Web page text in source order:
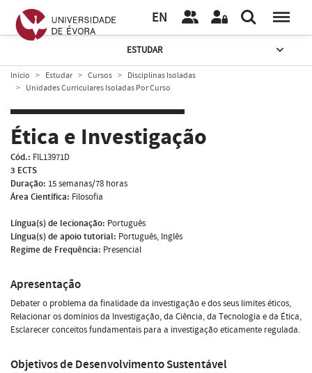
EN
ESTUDAR
Início Estudar Cursos
Disciplinas Isoladas
Unidades Curriculares Isoladas Por Curso
Ética e Investigação
Cód.: FIL13971D
3 ECTS
Duração: 15 semanas/78 horas
Área Científica: Filosofia
Língua(s) de lecionação: Português
Língua(s) de apoio tutorial: Português, Inglês
Regime de Frequência: Presencial
Apresentação
Debater o problema da finalidade da investigação e dos seus limites éticos,
Relacionar os domínios da Investigação, da Ciência, da Tecnologia e da Ética,
Esclarecer conceitos fundamentais para a investigação eticamente regulada.
Objetivos de Desenvolvimento Sustentável